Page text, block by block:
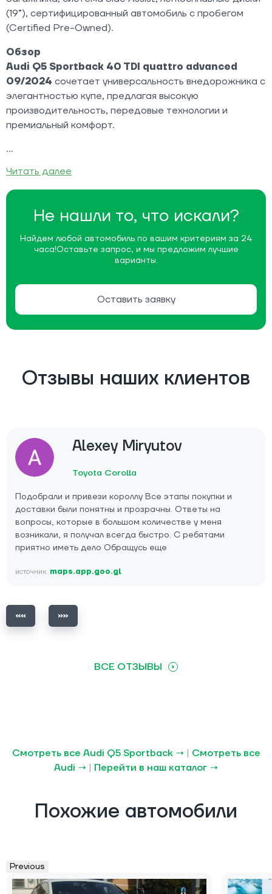
Не нашли то, что искали?
Найдем любой автомобиль по вашим критериям за 24
часа!Оставьте запрос, и мы предложим лучшие
варианты.
Оставить заявку
(19”), сертифицированный автомобиль с пробегом
(Certified Pre-Owned).
Обзор
Audi Q5 Sportback 40 TDI quattro advanced
09/2024 сочетает универсальность внедорожника с
элегантностью купе, предлагая высокую
производительность, передовые технологии и
премиальный комфорт.
Читать далее
Отзывы наших клиентов
Alexey Miryutov
Toyota Corolla
Подобрали и привези короллу Все этапы покупки и
доставки были понятны и прозрачны. Ответы на
вопросы, которые в большом количестве у меня
возникали, я получал всегда быстро. С ребятами
приятно иметь дело Обращусь еще
источник: maps.app.goo.gl
ВСЕ ОТЗЫВЫ
Смотреть все Audi Q5 Sportback → | Смотреть все
Audi → | Перейти в наш каталог →
Похожие автомобили
Previous